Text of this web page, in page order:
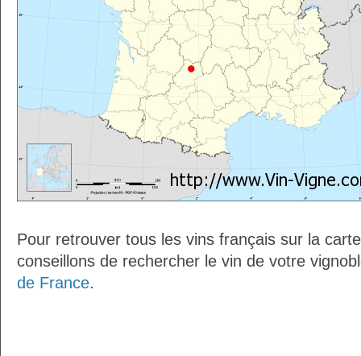
Pour retrouver tous les vins français sur la
conseillons de rechercher le vin de votre
de France.